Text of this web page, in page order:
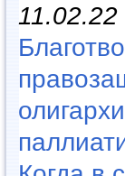
11.02.22